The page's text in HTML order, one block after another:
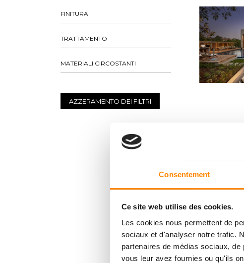
Consentement
Ce site web utilise des cookies.
Les cookies nous permettent de
sociaux et d'analyser notre trafic.
partenaires de médias sociaux,
vous leur avez fournies ou qu'ils
FINITURA
TRATTAMENTO
MATERIALI CIRCOSTANTI
AZZERAMENTO DEI FILTRI